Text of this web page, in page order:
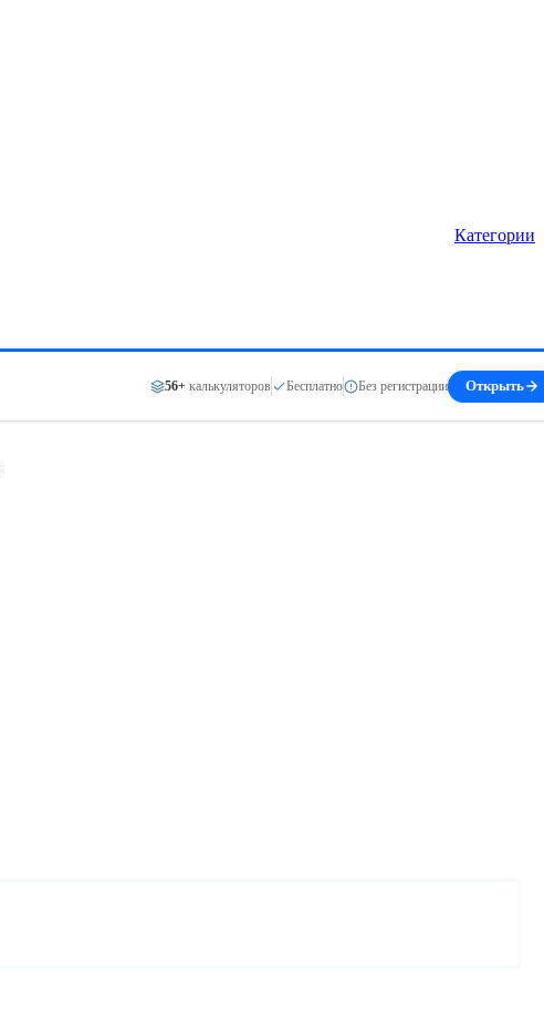
Категории
56+ калькуляторов Бесплатно Без регистрации Открыть